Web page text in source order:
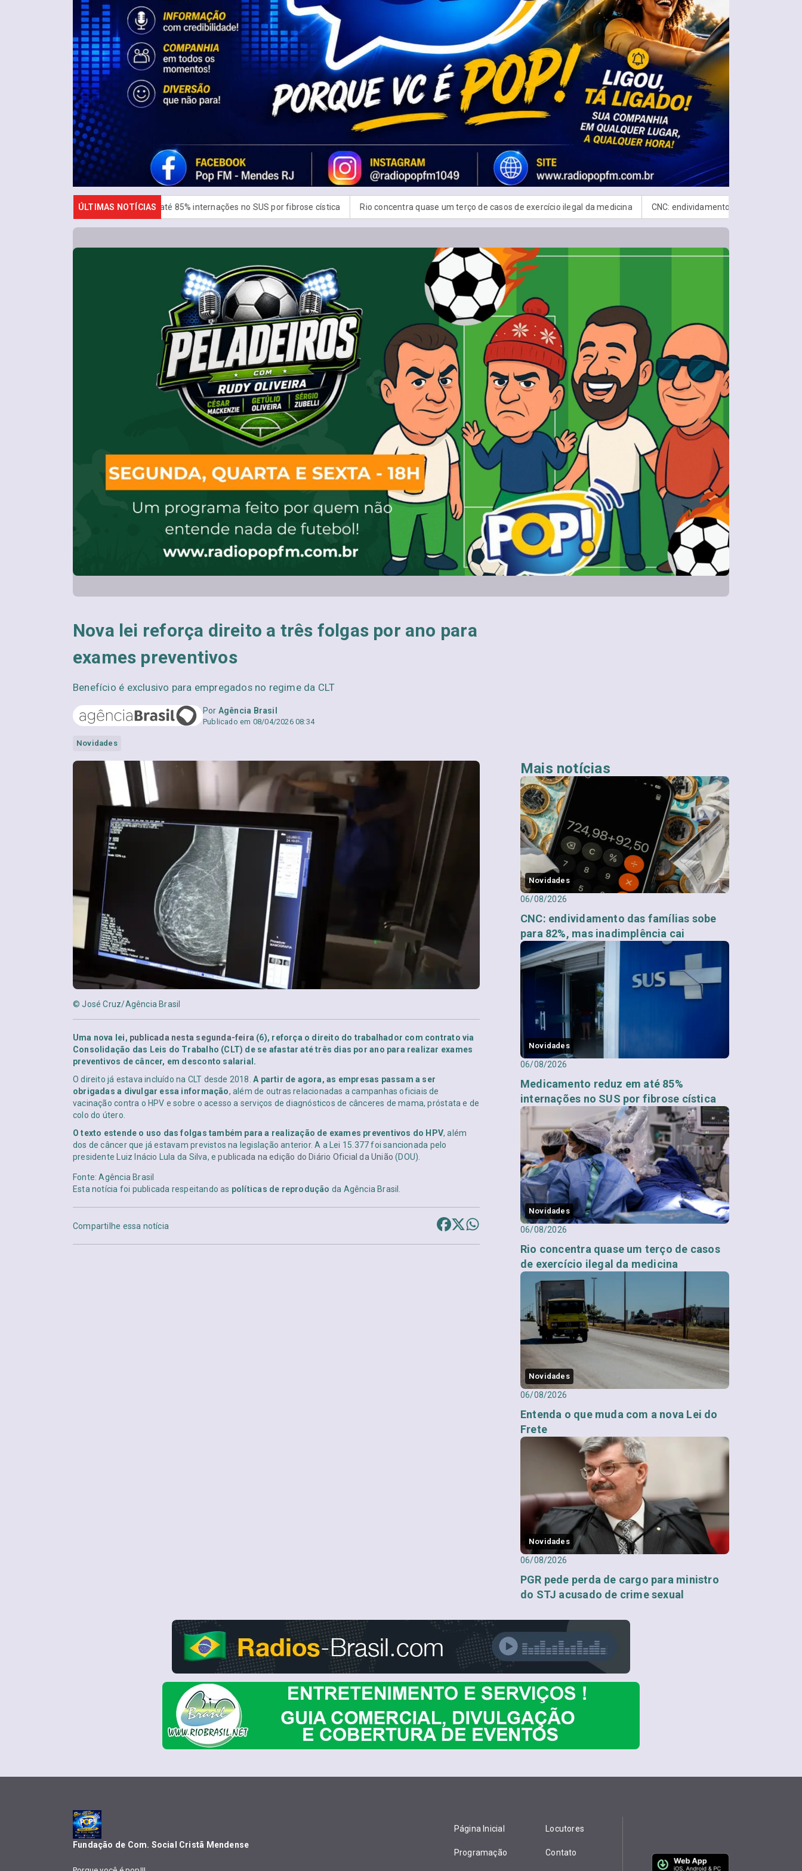
ÚLTIMAS NOTÍCIAS
reduz em até 85% internações no SUS por fibrose cística Rio concentra quase um terço de casos de exercício ilegal da medicina CNC: endividamento das famílias sobe para 82%, mas
Nova lei reforça direito a três folgas por ano para
exames preventivos
Benefício é exclusivo para empregados no regime da CLT
Por Agência Brasil
Publicado em 08/04/2026 08:34
Novidades
© José Cruz/Agência Brasil
Uma nova lei, publicada nesta segunda-feira (6), reforça o direito do trabalhador com contrato via
Consolidação das Leis do Trabalho (CLT) de se afastar até três dias por ano para realizar exames
preventivos de câncer, em desconto salarial.
O direito já estava incluído na CLT desde 2018.A partir de agora, as empresas passam a ser
obrigadas a divulgar essa informação, além de outras relacionadas a campanhas oficiais de
vacinação contra o HPV e sobre o acesso a serviços de diagnósticos de cânceres de mama, próstata e de
colo do útero.
O texto estende o uso das folgas também para a realização de exames preventivos do HPV, além
dos de câncer que já estavam previstos na legislação anterior. A a Lei 15.377 foi sancionada pelo
presidente Luiz Inácio Lula da Silva, epublicada na edição do Diário Oficial da União(DOU).
Fonte: Agência Brasil
Esta notícia foi publicada respeitando as políticas de reprodução da Agência Brasil.
Compartilhe essa notícia
Mais notícias
Novidades
06/08/2026
CNC: endividamento das famílias sobe
para 82%, mas inadimplência cai
Novidades
06/08/2026
Medicamento reduz em até 85%
internações no SUS por fibrose cística
Novidades
06/08/2026
Rio concentra quase um terço de casos
de exercício ilegal da medicina
Novidades
06/08/2026
Entenda o que muda com a nova Lei do
Frete
Novidades
06/08/2026
PGR pede perda de cargo para ministro
do STJ acusado de crime sexual
Fundação de Com. Social Cristã Mendense
Página Inicial
Programação
Locutores
Contato